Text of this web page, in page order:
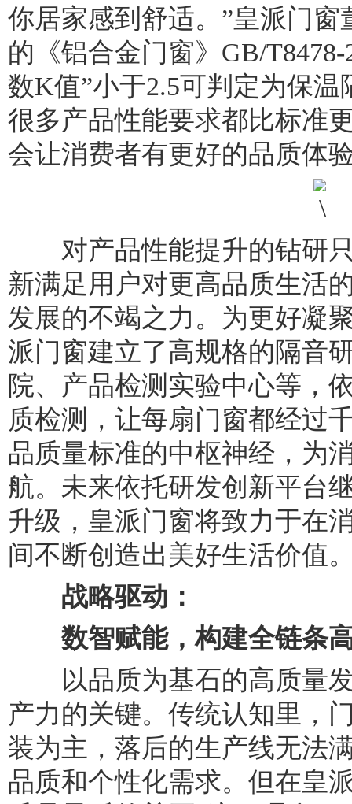
你居家感到舒适。”皇派门
的《铝合金门窗》GB/
数K值”小于2.5可判定为保
很多产品性能要求都比标准
会让消费者有更好的品质体
对产品性能提升的钻研只
新满足用户对更高品质生活
发展的不竭之力。为更好凝
派门窗建立了高规格的隔音
院、产品检测实验中心等，
质检测，让每扇门窗都经过
品质量标准的中枢神经，为
航。未来依托研发创新平台
升级，皇派门窗将致力于在
间不断创造出美好生活价值
战略驱动：
数智赋能，构建全链条
以品质为基石的高质量发
产力的关键。传统认知里，
装为主，落后的生产线无法
品质和个性化需求。但在皇